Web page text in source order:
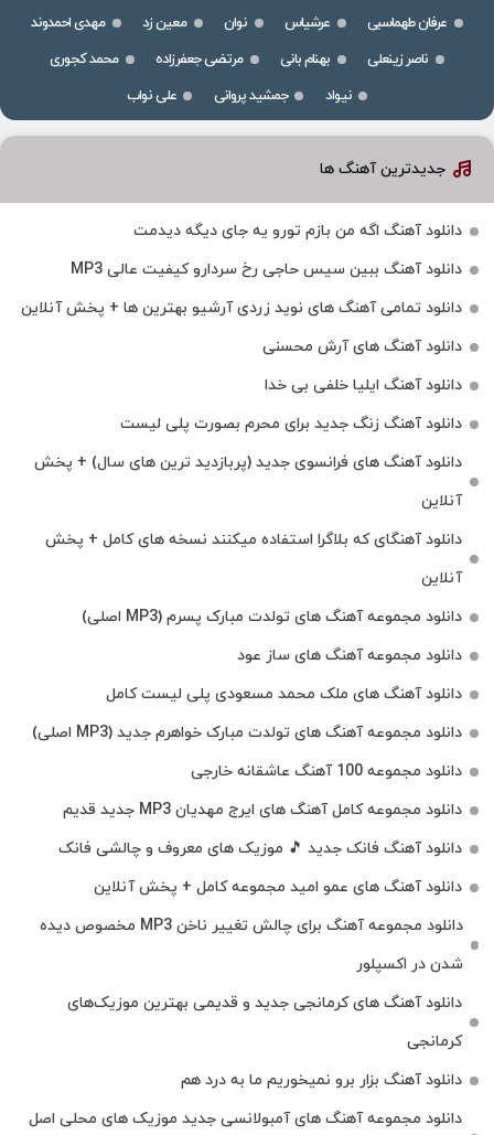
عرفان طهماسبی عرشیاس نوان معین زد
مهدی احمدوند
ناصر زینعلی
بهنام بانی مرتضی جعفرزاده
محمد کجوری
نیواد
جمشید پروانی علی نواب
جدیدترین آهنگ ها
دانلود آهنگ اگه من بازم تورو یه جای دیگه دیدمت
دانلود آهنگ ببین سیس حاجی رخ سردارو کیفیت عالی MP3
دانلود تمامی آهنگ های نوید زردی آرشیو بهترین ها + پخش آنلاین
دانلود آهنگ های آرش محسنی
دانلود آهنگ ایلیا خلفی بی خدا
دانلود آهنگ زنگ جدید برای محرم بصورت پلی لیست
دانلود آهنگ های فرانسوی جدید (پربازدید ترین های سال) + پخش
آنلاین
دانلود آهنگای که بلاگرا استفاده میکنند نسخه های کامل + پخش
آنلاین
دانلود مجموعه آهنگ های تولدت مبارک پسرم (MP3 اصلی)
دانلود مجموعه آهنگ های ساز عود
دانلود آهنگ های ملک‌ محمد مسعودی پلی لیست کامل
دانلود مجموعه آهنگ های تولدت مبارک خواهرم جدید (MP3 اصلی)
دانلود مجموعه 100 آهنگ عاشقانه خارجی
دانلود مجموعه کامل آهنگ های ایرج مهدیان MP3 جدید قدیم
دانلود آهنگ فانک جدید 🎵 موزیک‌ های معروف و چالشی فانک
دانلود آهنگ های عمو امید مجموعه کامل + پخش آنلاین
دانلود مجموعه آهنگ برای چالش تغییر ناخن MP3 مخصوص دیده
شدن در اکسپلور
دانلود آهنگ‌ های کرمانجی جدید و قدیمی بهترین موزیک‌های
کرمانجی
دانلود آهنگ بزار برو نمیخوریم ما به درد هم
دانلود مجموعه آهنگ های آمبولانسی جدید موزیک های محلی اصل